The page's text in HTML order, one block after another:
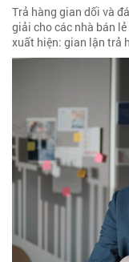
Trả hàng gian dối và
giải cho các nhà bán
xuất hiện: gian lận trả